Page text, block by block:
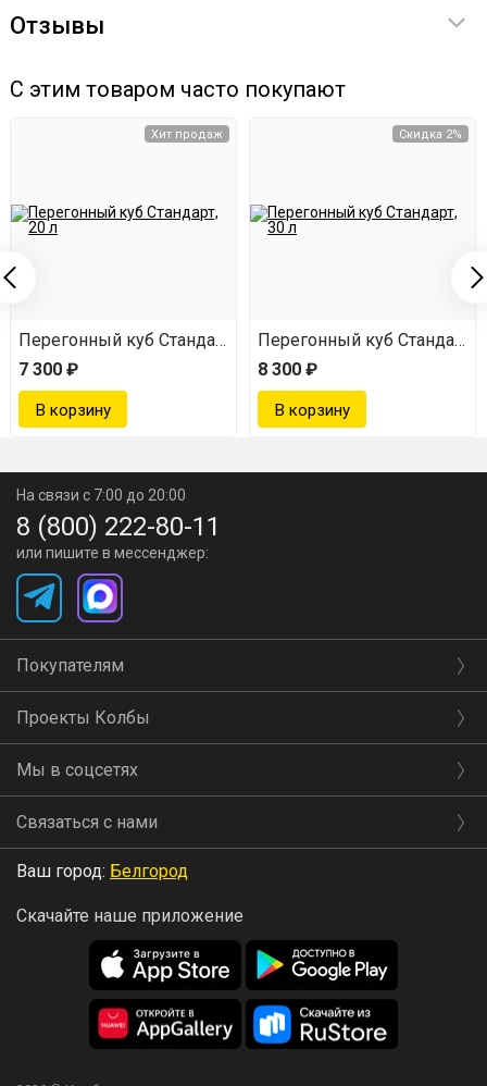
Отзывы
С этим товаром часто покупают
Хит продаж
Перегонный куб Стандарт, 20 л
7 300 ₽
Скидка 2%
Перегонный куб Стандарт,
8 300 ₽
На связи с 7:00 до 20:00
8 (800) 222-80-11
или пишите в мессенджер:
Покупателям
Проекты Колбы
Мы в соцсетях
Связаться с нами
Ваш город: Белгород
Скачайте наше приложение